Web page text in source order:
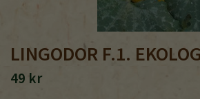
LINGODOR F.1.
49 kr